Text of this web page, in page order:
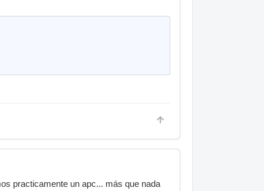
practicamente un apc... más que nada